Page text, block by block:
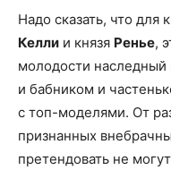
Надо сказать, что для
Келли и князя Ренье,
молодости
и бабником и
с топ-моделями. От
признанных
претендовать не